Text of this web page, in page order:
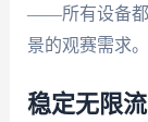
——所有设备都
景的观赛需求。
稳定无限